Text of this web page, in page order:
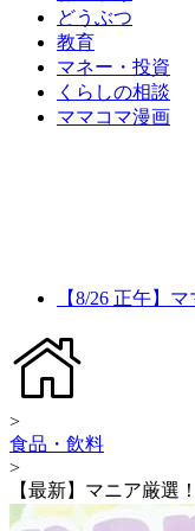
どうぶつ
教育
マネー・投資
くらしの相談
ママコマ漫画
【8/26 正午】
>
食品・飲料
>
【最新】マニア厳選